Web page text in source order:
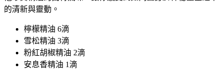
的清新與靈動。
檸檬精油 6滴
雪松精油 3滴
粉紅胡椒精油 2滴
安息香精油 1滴